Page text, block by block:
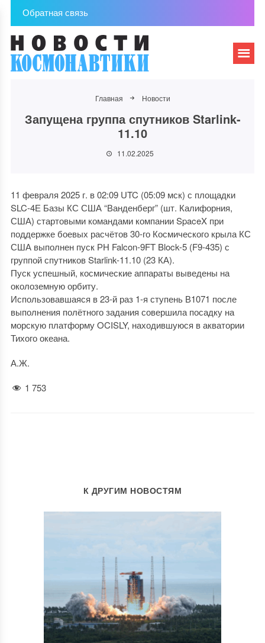
Обратная связь
Главная Новости
Запущена группа спутников Starlink-
11.10
11.02.2025
11 февраля 2025 г. в 02:09 UTC (05:09 мск) с площадки
SLC-4Е Базы КС США “Ванденберг” (шт. Калифорния,
США) стартовыми командами компании SpaceX при
поддержке боевых расчётов 30-го Космического крыла КС
США выполнен пуск РН Falcon-9FT Block-5 (F9-435) с
группой спутников Starlink-11.10 (23 КА).
Пуск успешный, космические аппараты выведены на
околоземную орбиту.
Использовавшаяся в 23-й раз 1-я ступень В1071 после
выполнения полётного задания совершила посадку на
морскую платформу OCISLY, находившуюся в акватории
Тихого океана.
А.Ж.
1 753
К ДРУГИМ НОВОСТЯМ